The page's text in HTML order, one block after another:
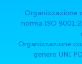
Organizzazione
norma ISO
Organizzazione
genere UNI